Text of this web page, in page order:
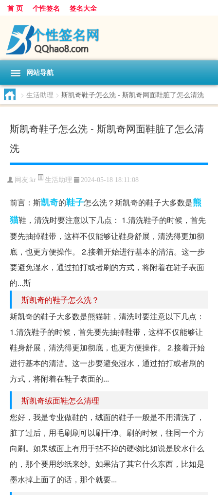
首 页 个性签名 签名大全
网站导航
> 生活助理 > 斯凯奇鞋子怎么洗 - 斯凯奇网面鞋脏了怎么清洗
斯凯奇鞋子怎么洗 - 斯凯奇网面鞋脏了怎么清
洗
网友: kr 生活助理 2024-05-18 18:11:08
前言：斯凯奇的鞋子怎么洗？斯凯奇的鞋子大多数是熊
猫鞋，清洗时要注意以下几点： 1.清洗鞋子的时候，首先
要先抽掉鞋带，这样不仅能够让鞋身舒展，清洗得更加彻
底，也更方便操作。 2.接着开始进行基本的清洁。这一步
要避免湿水，通过拍打或者刷的方式，将附着在鞋子表面
的...斯
斯凯奇的鞋子怎么洗？
斯凯奇的鞋子大多数是熊猫鞋，清洗时要注意以下几点：
1.清洗鞋子的时候，首先要先抽掉鞋带，这样不仅能够让
鞋身舒展，清洗得更加彻底，也更方便操作。 2.接着开始
进行基本的清洁。这一步要避免湿水，通过拍打或者刷的
方式，将附着在鞋子表面的...
斯凯奇绒面鞋怎么清理
您好，我是专业做鞋的，绒面的鞋子一般是不用清洗了，
脏了过后，用毛刷刷可以刷干净。刷的时候，往同一个方
向刷。如果绒面上有用手拈不掉的硬物比如说是胶水什么
的，那个要用纱纸来纱。如果沾了其它什么东西，比如是
墨水掉上面了的话，那个就要...